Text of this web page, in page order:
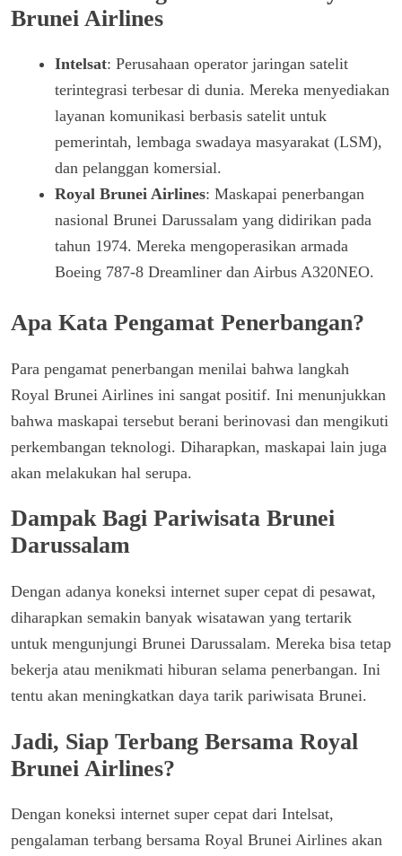
Brunei Airlines
Intelsat: Perusahaan operator jaringan satelit
terintegrasi terbesar di dunia. Mereka menyediakan
layanan komunikasi berbasis satelit untuk
pemerintah, lembaga swadaya masyarakat (LSM),
dan pelanggan komersial.
Royal Brunei Airlines: Maskapai penerbangan
nasional Brunei Darussalam yang didirikan pada
tahun 1974. Mereka mengoperasikan armada
Boeing 787-8 Dreamliner dan Airbus A320NEO.
Apa Kata Pengamat Penerbangan?
Para pengamat penerbangan menilai bahwa langkah
Royal Brunei Airlines ini sangat positif. Ini menunjukkan
bahwa maskapai tersebut berani berinovasi dan mengikuti
perkembangan teknologi. Diharapkan, maskapai lain juga
akan melakukan hal serupa.
Dampak Bagi Pariwisata Brunei
Darussalam
Dengan adanya koneksi internet super cepat di pesawat,
diharapkan semakin banyak wisatawan yang tertarik
untuk mengunjungi Brunei Darussalam. Mereka bisa tetap
bekerja atau menikmati hiburan selama penerbangan. Ini
tentu akan meningkatkan daya tarik pariwisata Brunei.
Jadi, Siap Terbang Bersama Royal
Brunei Airlines?
Dengan koneksi internet super cepat dari Intelsat,
pengalaman terbang bersama Royal Brunei Airlines akan